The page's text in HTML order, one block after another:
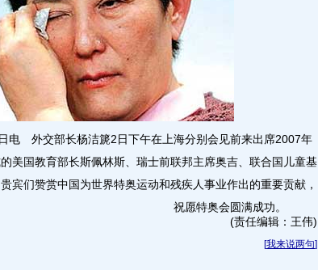
外交部长杨洁篪2日下午在上海分别会见前来出席2007年
美国教育部长斯佩林斯、瑞士前联邦主席奥吉、联合国儿童基
宾们赞赏中国为世界特奥运动和残疾人事业作出的重要贡献，
祝愿特奥会圆满成功。
(责任编辑：王伟)
[我来说两句]